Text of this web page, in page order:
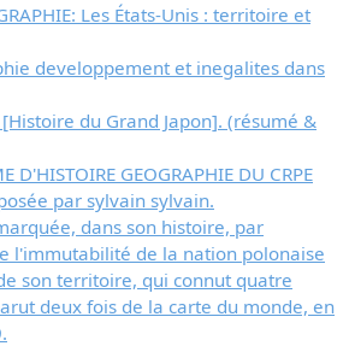
Les États-Unis : territoire et
developpement et inegalites dans
du Grand Japon]. (résumé &
D'HISTOIRE GEOGRAPHIE DU CRPE
par sylvain sylvain.
dans son histoire, par
l'immutabilité de la nation polonaise
son territoire, qui connut quatre
deux fois de la carte du monde, en